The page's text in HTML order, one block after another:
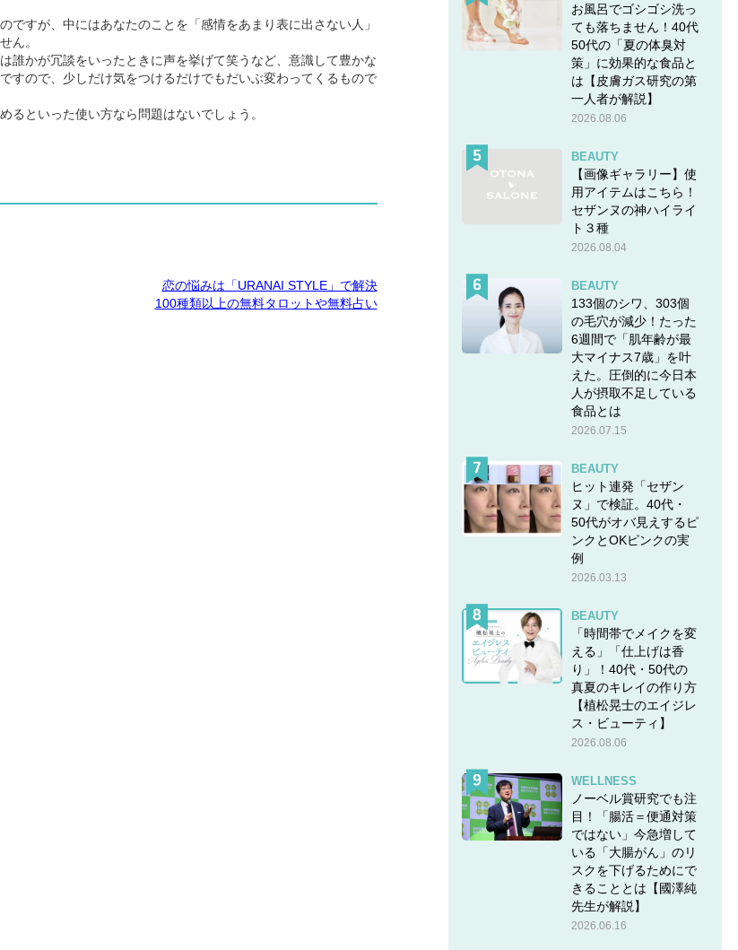
すが、中にはあなたのことを「感情をあまり表に出さない人」
ん。
かが冗談をいったときに声を挙げて笑うなど、意識して豊かな
すので、少しだけ気をつけるだけでもだいぶ変わってくるもので
といった使い方なら問題はないでしょう。
恋の悩みは「URANAI STYLE」で解決
100種類以上の無料タロットや無料占い
お風呂でゴシゴシ洗っ
ても落ちません！40代
50代の「夏の体臭対
策」に効果的な食品と
は【皮膚ガス研究の第
一人者が解説】
2026.08.06
BEAUTY
【画像ギャラリー】使
用アイテムはこちら！
セザンヌの神ハイライ
ト３種
2026.08.04
BEAUTY
133個のシワ、303個
の毛穴が減少！たった
6週間で「肌年齢が最
大マイナス7歳」を叶
えた。圧倒的に今日本
人が摂取不足している
食品とは
2026.07.15
BEAUTY
ヒット連発「セザン
ヌ」で検証。40代・
50代がオバ見えするピ
ンクとOKピンクの実
例
2026.03.13
BEAUTY
「時間帯でメイクを変
える」「仕上げは香
り」！40代・50代の
真夏のキレイの作り方
【植松晃士のエイジレ
ス・ビューティ】
2026.08.06
WELLNESS
ノーベル賞研究でも注
目！「腸活＝便通対策
ではない」今急増して
いる「大腸がん」のリ
スクを下げるためにで
きることとは【國澤純
先生が解説】
2026.06.16